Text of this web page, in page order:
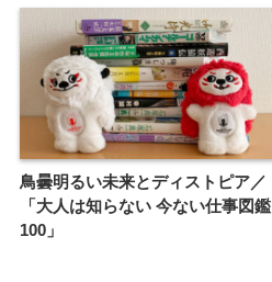
鳥曇明るい未来とディストピア／
「大人は知らない 今ない仕事図鑑
100」